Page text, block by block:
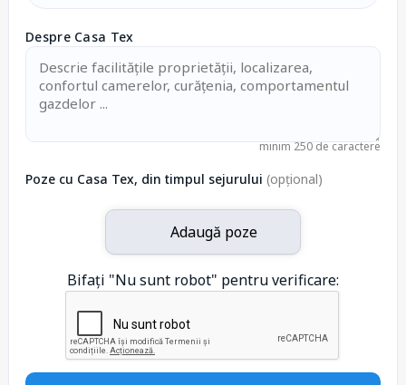
Despre Casa Tex
minim 250 de caractere
Poze cu Casa Tex, din timpul sejurului (opțional)
Adaugă poze
Bifați "Nu sunt robot" pentru verificare: